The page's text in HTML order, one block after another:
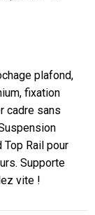
plafond,
fixation
cadre sans
Rail pour
Supporte
vite !